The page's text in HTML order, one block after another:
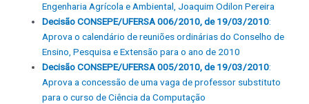
Engenharia Agrícola e Ambiental, Joaquim Odilon Pereira
Decisão CONSEPE/UFERSA 006/2010, de 19/03/2010:
Aprova o calendário de reuniões ordinárias do Conselho de
Ensino, Pesquisa e Extensão para o ano de 2010
Decisão CONSEPE/UFERSA 005/2010, de 19/03/2010:
Aprova a concessão de uma vaga de professor substituto
para o curso de Ciência da Computação